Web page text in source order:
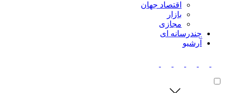
اقتصاد جهان
بازار
مجازی
چندرسانه ای
آرشیو